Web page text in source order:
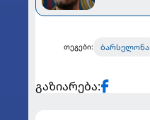
თეგები: ბარსელონა
გაზიარება: